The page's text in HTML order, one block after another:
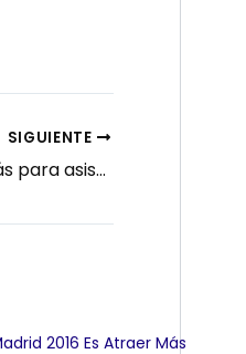
SIGUIENTE
Comienza la cuenta atrás para asistir a C!Print Madrid